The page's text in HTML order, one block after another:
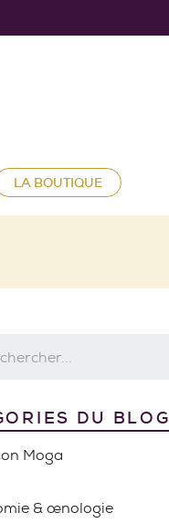
LA BOUTIQUE
DU BLOG
Moga
& œnologie